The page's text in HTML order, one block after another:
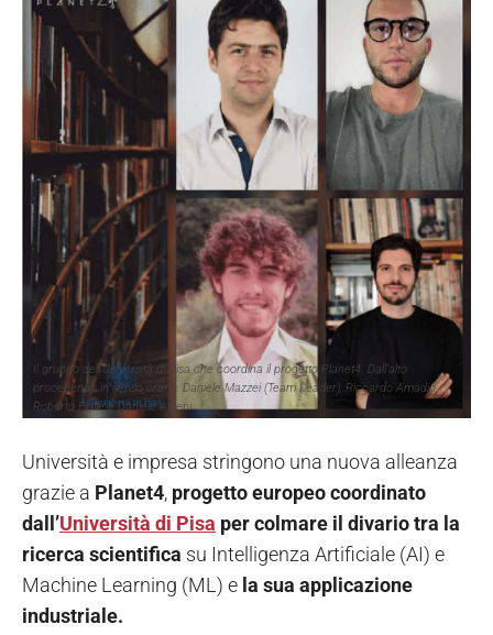
Il gruppo dell’Università di Pisa che coordina il progetto Planet4. Dall’alto
procedendo in senso orario: Daniele Mazzei (Team Leader), Riccardo Amadio,
Roberto Figliè e Daniele Atzeni
Università e impresa stringono una nuova alleanza
grazie a Planet4, progetto europeocoordinato
dall’Università di Pisa per colmare il divario tra la
ricerca scientifica su Intelligenza Artificiale (AI) e
Machine Learning (ML) e la sua applicazione
industriale.